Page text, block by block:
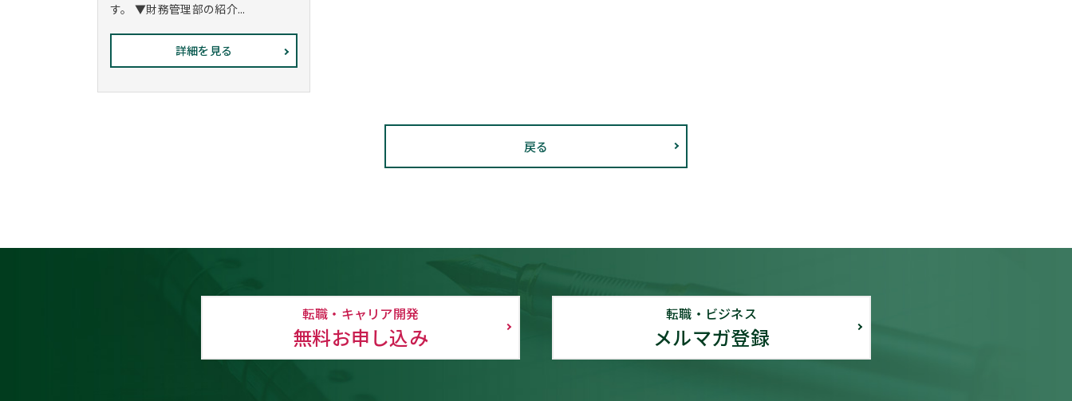
す。 ▼財務管理部の紹介...
詳細を見る
戻る
転職・キャリア開発
無料お申し込み
転職・ビジネス
メルマガ登録